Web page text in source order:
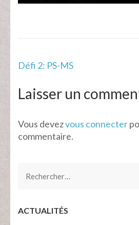
Navigation
l’article
Défi 2: PS-MS
Laisser un
Vous devezvous connecter
commentaire.
Rechercher :
ACTUALITÉS